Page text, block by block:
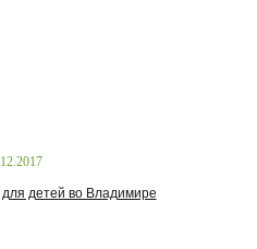
детей во Владимире